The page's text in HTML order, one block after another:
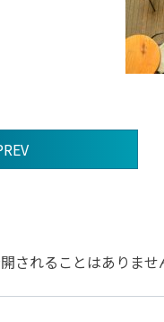
されることはありませ